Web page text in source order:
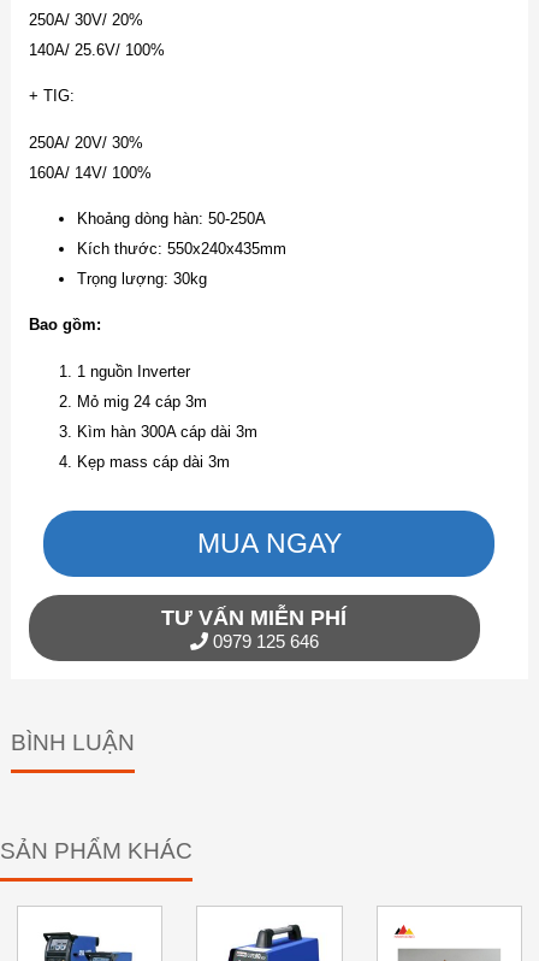
250A/ 30V/ 20%
140A/ 25.6V/ 100%
+ TIG:
250A/ 20V/ 30%
160A/ 14V/ 100%
Khoảng dòng hàn: 50-250A
Kích thước: 550x240x435mm
Trọng lượng: 30kg
Bao gồm:
1 nguồn Inverter
Mỏ mig 24 cáp 3m
Kìm hàn 300A cáp dài 3m
Kẹp mass cáp dài 3m
MUA NGAY
TƯ VẤN MIỄN PHÍ
0979 125 646
BÌNH LUẬN
SẢN PHẨM KHÁC